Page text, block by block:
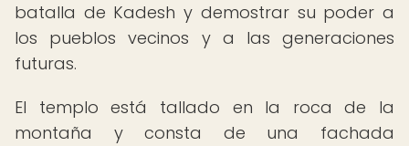
batalla de Kadesh y demostrar su poder a
los pueblos vecinos y a las generaciones
futuras.
El templo está tallado en la roca de la
montaña y consta de una fachada